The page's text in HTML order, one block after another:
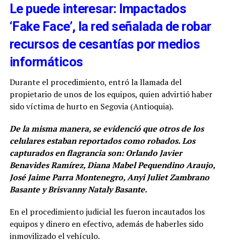
Le puede interesar: Impactados
‘Fake Face’, la red señalada de robar
recursos de cesantías por medios
informáticos
Durante el procedimiento, entró la llamada del
propietario de unos de los equipos, quien advirtió haber
sido víctima de hurto en Segovia (Antioquia).
De la misma manera, se evidenció que otros de los
celulares estaban reportados como robados. Los
capturados en flagrancia son: Orlando Javier
Benavides Ramírez, Diana Mabel Pequendino Araujo,
José Jaime Parra Montenegro, Anyi Juliet Zambrano
Basante y Brisvanny Nataly Basante.
En el procedimiento judicial les fueron incautados los
equipos y dinero en efectivo, además de haberles sido
inmovilizado el vehículo.